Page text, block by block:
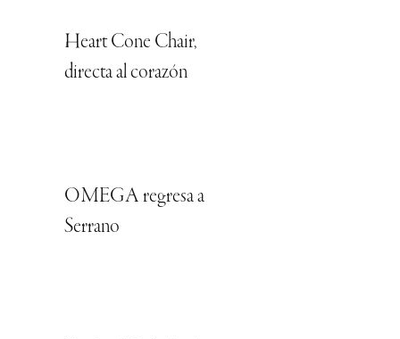
Heart Cone Chair,
directa al corazón
OMEGA regresa a
Serrano